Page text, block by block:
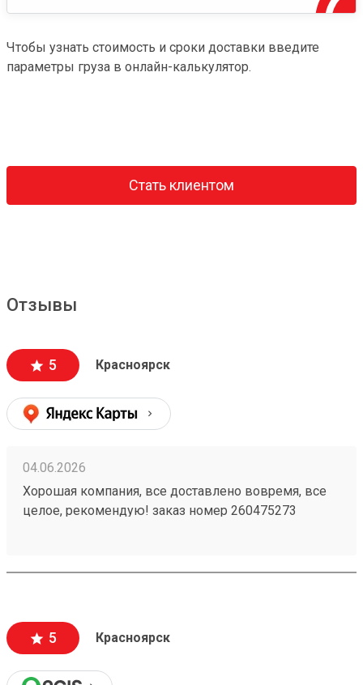
Чтобы узнать стоимость и сроки доставки введите
параметры груза в онлайн-калькулятор.
Стать клиентом
Отзывы
5 Красноярск
04.06.2026
Хорошая компания, все доставлено вовремя, все
целое, рекомендую! заказ номер 260475273
5 Красноярск